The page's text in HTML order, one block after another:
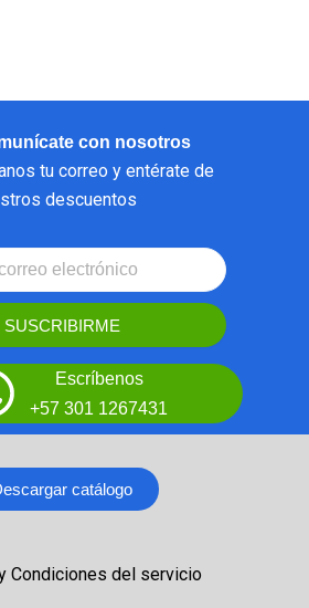
con nosotros
tu correo y entérate de
descuentos
SUSCRIBIRME
Escríbenos
+57 301 1267431
catálogo
Condiciones del servicio